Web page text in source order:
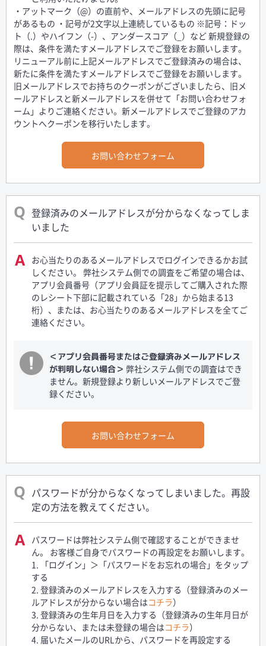
・アットマーク（@）の直前や、メールアドレスの先頭に記号
があるもの ・記号が2文字以上連続しているもの ※記号：ドッ
ト（.）やハイフン（-）、アンダースコア（_）など 新規登録の
際は、条件を満たすメールアドレスでご登録をお願いします。
リニューアル前に上記メールアドレスでご登録済みの場合は、
新たに条件を満たすメールアドレスでご登録をお願いします。
旧メールアドレスでお持ちのクーポンがございましたら、旧メ
ールアドレスと新メールアドレスを併せて「お問い合わせフォ
ーム」よりご連絡ください。新メールアドレスでご登録のアカ
ウントへクーポンを移行いたします。
お問い合わせフォーム
登録済みのメールアドレスが分からなくなってしま
いました
お心当たりのあるメールアドレスでログインできるかお試
しください。 弊社システム側での調査をご希望の場合は、
アプリ会員番号（アプリ会員証を提示してご購入された際
のレシート下部に記載されている「28」から始まる13
桁）、または、お心当たりのあるメールアドレスを全てご
連絡ください。
＜アプリ会員番号またはご登録済みメールアドレス
が判明しない場合＞ 弊社システム側での調査はでき
ません。新規登録より新しいメールアドレスでご登
録ください。
お問い合わせフォーム
パスワードが分からなくなってしまいました。再設
定の方法を教えてください。
パスワードは弊社システム側で確認することができませ
ん。 お客様ご自身でパスワードの再設定をお願いします。
1. 「ログイン」＞「パスワードをお忘れの場合」をタップ
する
2. 登録済みのメールアドレスを入力する（登録済みのメー
ルアドレスが分からない場合はコチラ）
3. 登録済みの生年月日を入力する（登録済みの生年月日が
分からない、または未登録の場合はコチラ）
4. 届いたメールのURLから、パスワードを再設定する